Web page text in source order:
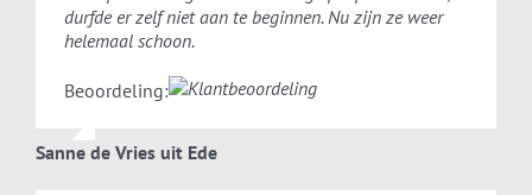
durfde er zelf niet aan te beginnen. Nu zijn ze weer
helemaal schoon.
Beoordeling:
Sanne de Vries uit Ede